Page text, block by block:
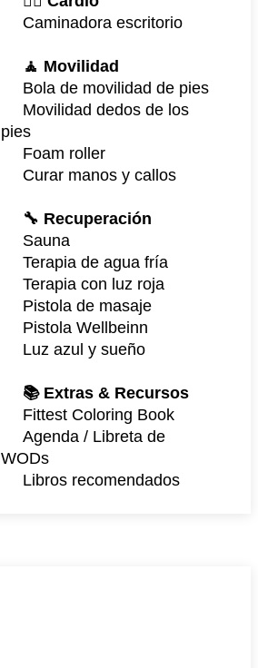
Caminadora escritorio
🧘 Movilidad
Bola de movilidad de pies
Movilidad dedos de los
pies
Foam roller
Curar manos y callos
🔧 Recuperación
Sauna
Terapia de agua fría
Terapia con luz roja
Pistola de masaje
Pistola Wellbeinn
Luz azul y sueño
📚 Extras & Recursos
Fittest Coloring Book
Agenda / Libreta de
WODs
Libros recomendados